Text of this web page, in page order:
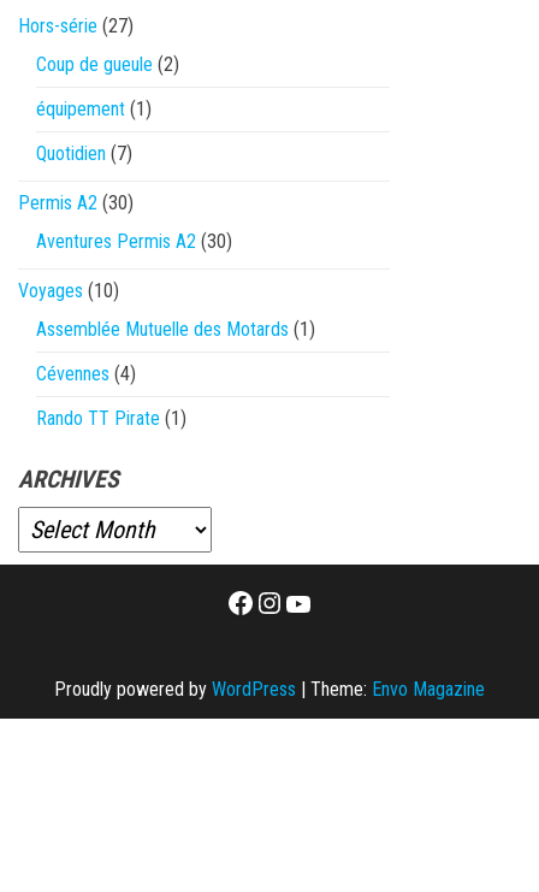
Hors-série (27)
Coup de gueule (2)
équipement (1)
Quotidien (7)
Permis A2 (30)
Aventures Permis A2 (30)
Voyages (10)
Assemblée Mutuelle des Motards (1)
Cévennes (4)
Rando TT Pirate (1)
ARCHIVES
Facebook
Instagram
YouTube
Proudly powered by WordPress | Theme: Envo Magazine